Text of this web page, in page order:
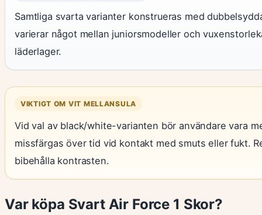
Samtliga svarta varianter konstrueras med
varierar något mellan juniorsmodeller och
läderlager.
VIKTIGT OM VIT MELLANSULA
Vid val av black/white-varianten bör användare vara
missfärgas över tid vid kontakt med smuts eller fukt.
bibehålla kontrasten.
Var köpa Svart Air Force 1 Skor?